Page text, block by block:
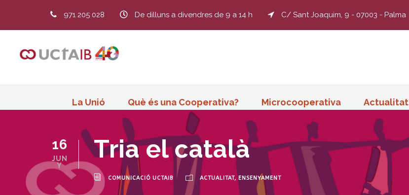
971 205 028 De dilluns a divendres de 9 a 14 h C/ Sant Joaquim, 9 - 07003 - Palma
La Unió Què és una Cooperativa? Microcooperativa Actualitat
16
JUN
Y
Tria el català
COMUNICACIÓ UCTAIB ACTUALITAT, ENSENYAMENT